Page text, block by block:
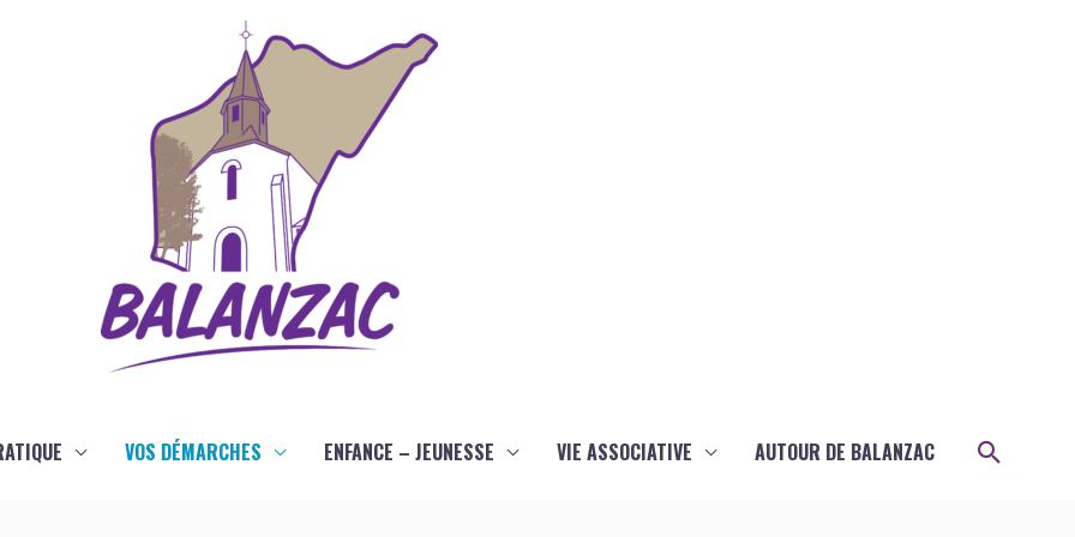
VOS DÉMARCHES ENFANCE – JEUNESSE VIE ASSOCIATIVE AUTOUR DE BALANZAC